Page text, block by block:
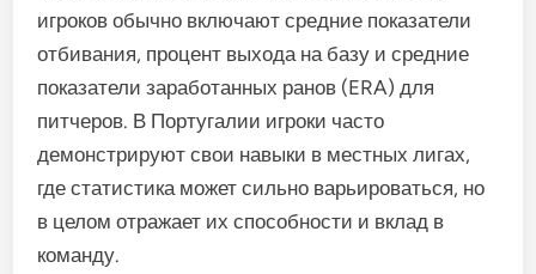
игроков обычно включают средние показатели
отбивания, процент выхода на базу и средние
показатели заработанных ранов (ERA) для
питчеров. В Португалии игроки часто
демонстрируют свои навыки в местных лигах,
где статистика может сильно варьироваться, но
в целом отражает их способности и вклад в
команду.